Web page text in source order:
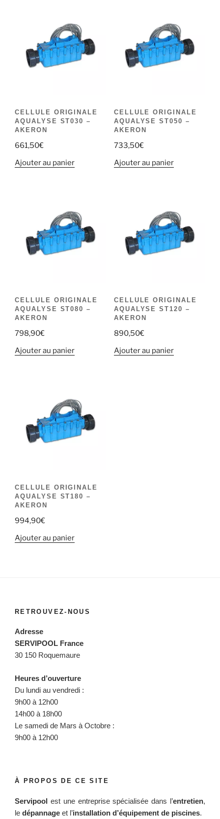
CELLULE ORIGINALE
AQUALYSE ST030 –
AKERON
661,50€
Ajouter au panier
CELLULE ORIGINALE
AQUALYSE ST050 –
AKERON
733,50€
Ajouter au panier
CELLULE ORIGINALE
AQUALYSE ST080 –
AKERON
798,90€
Ajouter au panier
CELLULE ORIGINALE
AQUALYSE ST120 –
AKERON
890,50€
Ajouter au panier
CELLULE ORIGINALE
AQUALYSE ST180 –
AKERON
994,90€
Ajouter au panier
RETROUVEZ-NOUS
Adresse
SERVIPOOL France
30 150 Roquemaure
Heures d’ouverture
Du lundi au vendredi :
9h00 à 12h00
14h00 à 18h00
Le samedi de Mars à Octobre :
9h00 à 12h00
À PROPOS DE CE SITE
Servipool est une entreprise spécialisée dans l’entretien,
le dépannage et l’installation d’équipement de piscines.